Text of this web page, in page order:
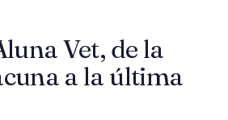
Vet, de la
a la última